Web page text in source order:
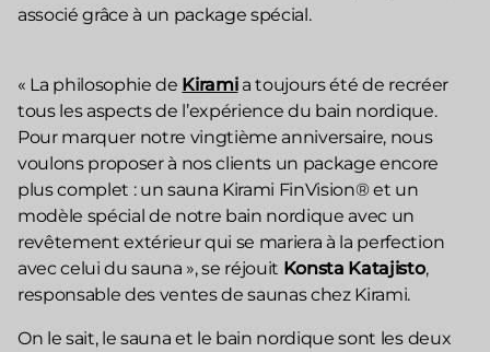
associé grâce à un package spécial.
« La philosophie de Kiramia toujours été de recréer
tous les aspects de l’expérience du bain nordique.
Pour marquer notre vingtième anniversaire, nous
voulons proposer à nos clients un package encore
plus complet : un sauna Kirami FinVision® et un
modèle spécial de notre bain nordique avec un
revêtement extérieur qui se mariera à la perfection
avec celui du sauna », se réjouit Konsta Katajisto,
responsable des ventes de saunas chez Kirami.
On le sait, le sauna et le bain nordique sont les deux